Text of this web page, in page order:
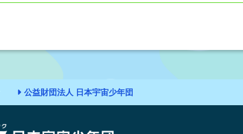
公益財団法人 日本宇宙少年団